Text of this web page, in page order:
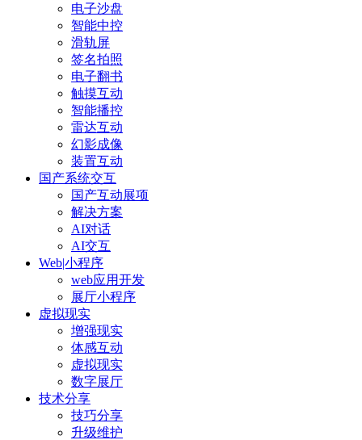
电子沙盘
智能中控
滑轨屏
签名拍照
电子翻书
触摸互动
智能播控
雷达互动
幻影成像
装置互动
国产系统交互
国产互动展项
解决方案
AI对话
AI交互
Web|小程序
web应用开发
展厅小程序
虚拟现实
增强现实
体感互动
虚拟现实
数字展厅
技术分享
技巧分享
升级维护